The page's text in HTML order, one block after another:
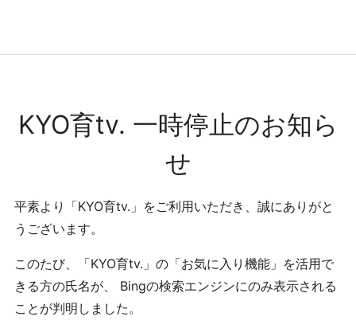
コンテンツへ
ホーム
KYO育tv. 一時停止のお知ら
せ
平素より「KYO育tv.」をご利用いただき、誠にありがと
うございます。
このたび、「KYO育tv.」の「お気に入り機能」を活用で
きる方の氏名が、 Bingの検索エンジンにのみ表示される
ことが判明しました。